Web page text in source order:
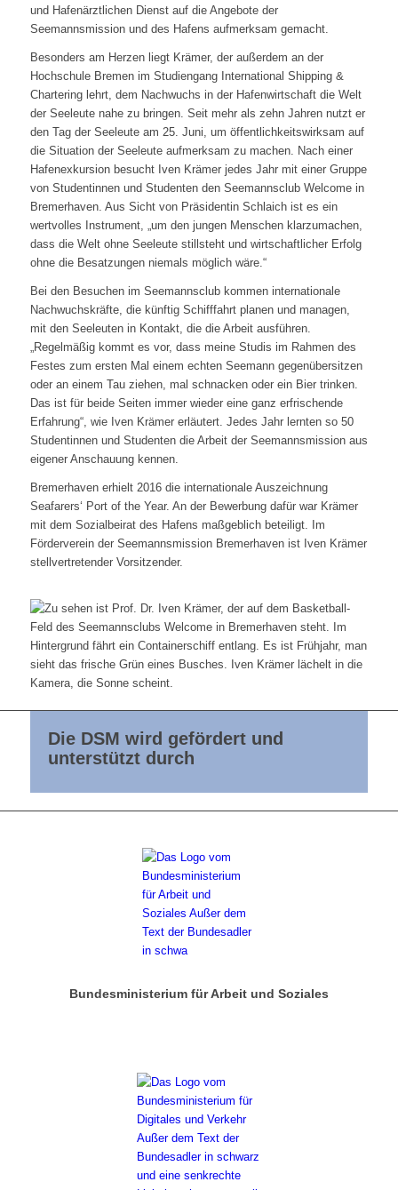
und Hafenärztlichen Dienst auf die Angebote der
Seemannsmission und des Hafens aufmerksam gemacht.
Besonders am Herzen liegt Krämer, der außerdem an der
Hochschule Bremen im Studiengang International Shipping &
Chartering lehrt, dem Nachwuchs in der Hafenwirtschaft die Welt
der Seeleute nahe zu bringen. Seit mehr als zehn Jahren nutzt er
den Tag der Seeleute am 25. Juni, um öffentlichkeitswirksam auf
die Situation der Seeleute aufmerksam zu machen. Nach einer
Hafenexkursion besucht Iven Krämer jedes Jahr mit einer Gruppe
von Studentinnen und Studenten den Seemannsclub Welcome in
Bremerhaven. Aus Sicht von Präsidentin Schlaich ist es ein
wertvolles Instrument, „um den jungen Menschen klarzumachen,
dass die Welt ohne Seeleute stillsteht und wirtschaftlicher Erfolg
ohne die Besatzungen niemals möglich wäre.“
Bei den Besuchen im Seemannsclub kommen internationale
Nachwuchskräfte, die künftig Schifffahrt planen und managen,
mit den Seeleuten in Kontakt, die die Arbeit ausführen.
„Regelmäßig kommt es vor, dass meine Studis im Rahmen des
Festes zum ersten Mal einem echten Seemann gegenübersitzen
oder an einem Tau ziehen, mal schnacken oder ein Bier trinken.
Das ist für beide Seiten immer wieder eine ganz erfrischende
Erfahrung“, wie Iven Krämer erläutert. Jedes Jahr lernten so 50
Studentinnen und Studenten die Arbeit der Seemannsmission aus
eigener Anschauung kennen.
Bremerhaven erhielt 2016 die internationale Auszeichnung
Seafarers‘ Port of the Year. An der Bewerbung dafür war Krämer
mit dem Sozialbeirat des Hafens maßgeblich beteiligt. Im
Förderverein der Seemannsmission Bremerhaven ist Iven Krämer
stellvertretender Vorsitzender.
Die DSM wird gefördert und
unterstützt durch
Bundesministerium für Arbeit und Soziales